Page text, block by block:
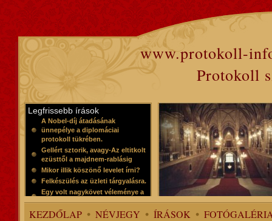
www.protokoll-
Protokoll
Legfrissebb írások
A Nobel-díj átadásának
ünnepélye a diplomáciai
protokoll tükrében.
Gellért sztorik, avagy-Az eltitkolt
ezüsttől a majdnem-rablásig
Mikor illik köszönő levelet írni?
Felkészülés az üzleti tárgyalásra.
Egy volt nagykövet véleménye a
protokollról
KEZDŐLAP NÉVJEGY ÍRÁSOK